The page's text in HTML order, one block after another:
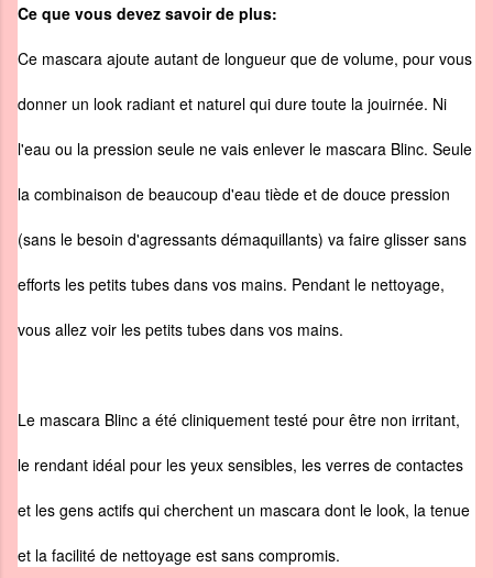
Ce que vous devez savoir de plus:
Ce mascara ajoute autant de longueur que de volume, pour vous
donner un look radiant et naturel qui dure toute la jouirnée. Ni
l'eau ou la pression seule ne vais enlever le mascara Blinc. Seule
la combinaison de beaucoup d'eau tiède et de douce pression
(sans le besoin d'agressants démaquillants) va faire glisser sans
efforts les petits tubes dans vos mains. Pendant le nettoyage,
vous allez voir les petits tubes dans vos mains.
Le mascara Blinc a été cliniquement testé pour être non irritant,
le rendant idéal pour les yeux sensibles, les verres de contactes
et les gens actifs qui cherchent un mascara dont le look, la tenue
et la facilité de nettoyage est sans compromis.